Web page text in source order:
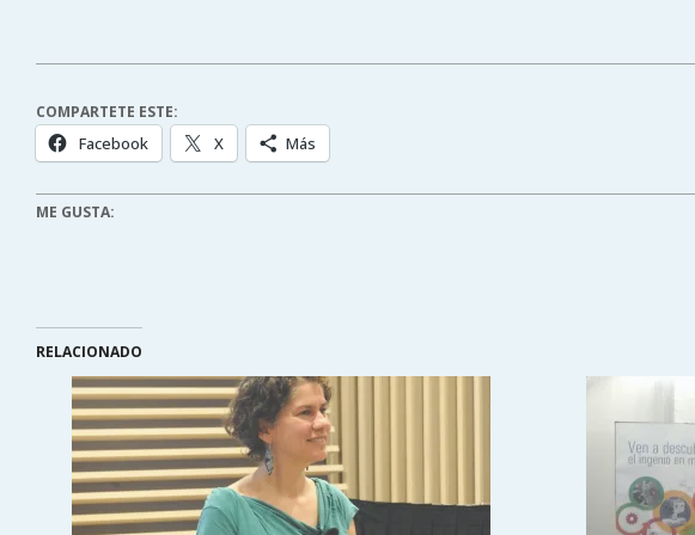
COMPARTETE ESTE:
Facebook X Más
ME GUSTA:
RELACIONADO